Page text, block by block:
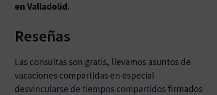
en Valladolid.
Reseñas
Las consultas son gratis, llevamos asuntos de
vacaciones compartidas en especial
desvincularse de tiempos compartidos firmados